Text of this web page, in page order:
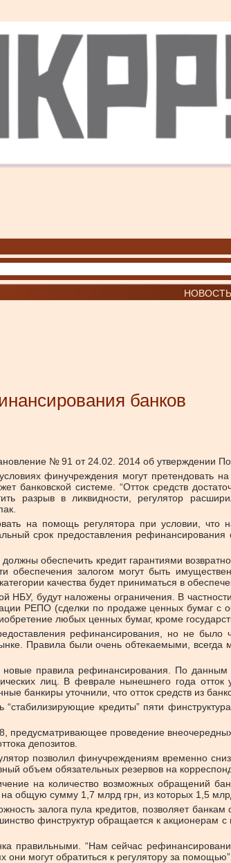
НОВОСТЬ
банков
№ 91 от 24.02. 2014 об утверждении
финучреждения могут претендовать
банковской системе. “Отток средств
разрыв в ликвидности, регулятор
на помощь регулятора при условии,
срок предоставления
обеспечить кредит гарантиями
обеспечения залогом могут быть
качества будет приниматься в
НБУ, будут наложены ограничения. В
РЕПО (сделки по продаже ценных бумаг с
любых ценных бумаг, кроме
рефинансирования, но не
Правила были очень обтекаемыми,
новые правила рефинансирования. По
лиц. В феврале нынешнего года
банкиры уточнили, что отток средств из
кредиты” пяти
проведение
депозитов.
позволил финучреждениям временно
объем обязательных резервов на
на количество возможных обращений
общую сумму 1,7 млрд грн, из которых 1,5
залога пула кредитов, позволяет
финструктур обращается к акционерам
правильными. “Нам сейчас
они могут обратиться к регулятору за помощью”.